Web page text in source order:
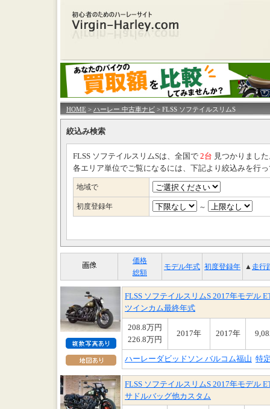
HOME > ハーレー 中古車ナビ > FLSS ソフテイルスリムS
絞込み検索
FLSS ソフテイルスリムSは、全国で 2台 見つかりまし
各エリア単位でご覧になるには、下記より絞込みを行
地域で
初度登録年 ～
価格
総額
モデル年式 初度登録年 ▲ 走行
FLSS ソフテイルスリムS 2017年モデル
ツインカム最終年式
208.8万円
226.8万円
2017年 2017年
ハーレーダビッドソン バルコム福山 特
FLSS ソフテイルスリムS 2017年モデル
サドルバッグ他カスタム